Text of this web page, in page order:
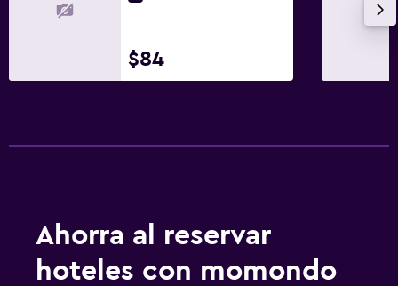
$84
Ahorra al reservar
hoteles con momondo